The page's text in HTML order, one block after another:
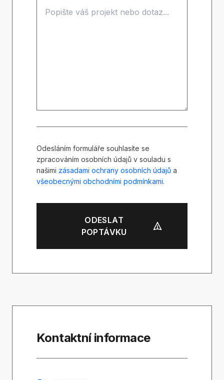
Odesláním formuláře souhlasíte se
zpracováním osobních údajů v souladu s
našimi zásadami ochrany osobních údajů a
všeobecnými obchodními podmínkami.
ODESLAT
POPTÁVKU
Kontaktní informace